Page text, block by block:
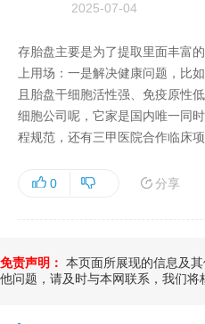
2025-07-04
存胎盘主要是为了提取里面丰富
上用场：一是解决健康问题，比
且胎盘干细胞活性强、免疫原性
细胞公司呢，它家是国内唯一同
程规范，还有三甲医院合作临床
0 分享
免责声明： 本页面所展现的信息及
他问题，请及时与本网联系，我们